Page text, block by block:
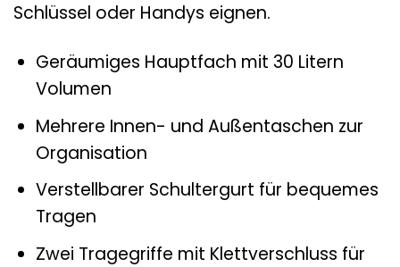
Schlüssel oder Handys eignen.
Geräumiges Hauptfach mit 30 Litern
Volumen
Mehrere Innen- und Außentaschen zur
Organisation
Verstellbarer Schultergurt für bequemes
Tragen
Zwei Tragegriffe mit Klettverschluss für